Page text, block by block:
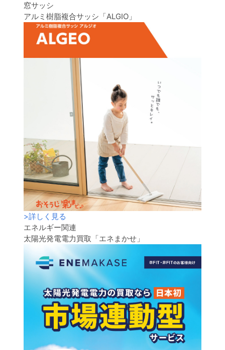
窓サッシ
アルミ樹脂複合サッシ「ALGIO」
>詳しく見る
エネルギー関連
太陽光発電電力買取「エネまかせ」